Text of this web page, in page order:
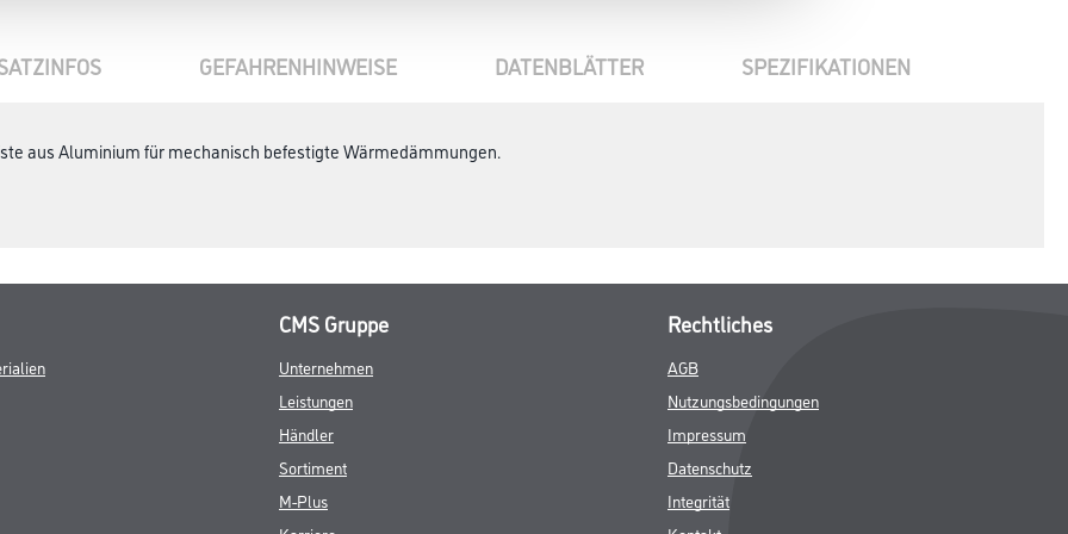
GEFAHRENHINWEISE DATENBLÄTTER SPEZIFIKATIONEN
aus Aluminium für mechanisch befestigte Wärmedämmungen.
CMS Gruppe
Unternehmen
Leistungen
Händler
Sortiment
M-Plus
Rechtliches
AGB
Nutzungsbedingungen
Impressum
Datenschutz
Integrität